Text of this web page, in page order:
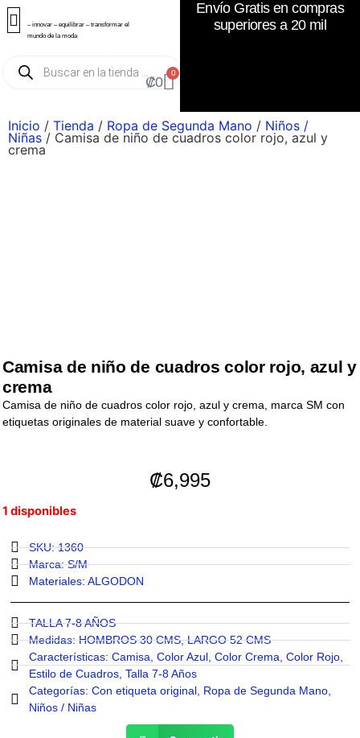
– innovar – equilibrar – transformar el
mundo de la moda
₡0
0
Envío Gratis en compras
superiores a 20 mil
Inicio / Tienda / Ropa de Segunda Mano / Niños /
Niñas / Camisa de niño de cuadros color rojo, azul y
crema
Camisa de niño de cuadros color rojo, azul y
crema
Camisa de niño de cuadros color rojo, azul y crema, marca SM con
etiquetas originales de material suave y confortable.
₡6,995
1 disponibles
SKU: 1360
Marca:S/M
Materiales: ALGODON
TALLA 7-8 AÑOS
Medidas:HOMBROS 30 CMS,LARGO 52 CMS
Características: Camisa Color Azul Color Crema Color Rojo
Estilo de Cuadros Talla 7-8 Años
Categorías: Con etiqueta original Ropa de Segunda Mano
Niños / Niñas